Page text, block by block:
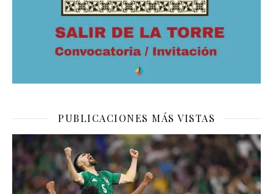
PUBLICACIONES MÁS VISTAS